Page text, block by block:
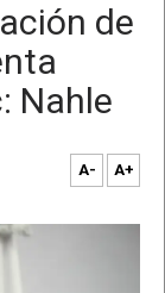
de
Nahle
A- A+